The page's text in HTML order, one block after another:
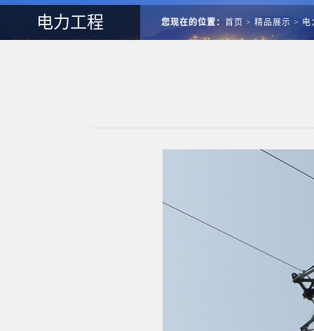
电力工程 您现在的位置： 首页 > 精品展示 > 电